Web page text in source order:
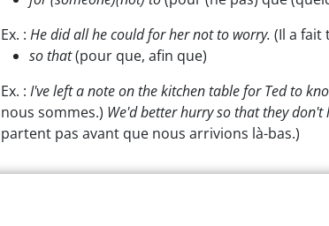
Ex. : He did all he could for her not to worry. (Il a fait
so that(pour que, afin que)
Ex. : I've left a note on the kitchen table for Ted to
nous sommes.) We'd better hurry so that they don't
partent pas avant que nous arrivions là-bas.)